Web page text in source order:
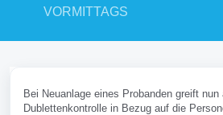
VORMITTAGS
Bei Neuanlage eines Probanden greift nun
Dublettenkontrolle in Bezug auf die